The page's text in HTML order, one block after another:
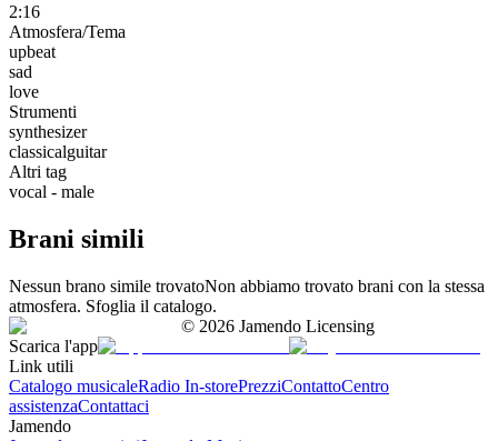
2:16
Atmosfera/Tema
upbeat
sad
love
Strumenti
synthesizer
classicalguitar
Altri tag
vocal - male
Brani simili
Nessun brano simile trovatoNon abbiamo trovato brani con la stessa
atmosfera. Sfoglia il catalogo.
© 2026 Jamendo Licensing
Scarica l'app
Link utili
Catalogo musicaleRadio In-storePrezziContattoCentro
assistenzaContattaci
Jamendo